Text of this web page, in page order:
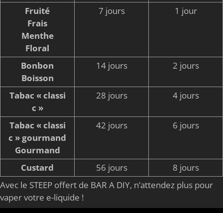
Fruité
Frais
Menthe
Floral
7 jours 1 jour
Bonbon
Boisson
14 jours 2 jours
Tabac « classi
c »
28 jours 4 jours
Tabac « classi
c » gourmand
Gourmand
42 jours 6 jours
Custard 56 jours
8 jours
Avec le STEEP offert de BAR A DIY, n’attendez plus pour
vaper votre e-liquide !